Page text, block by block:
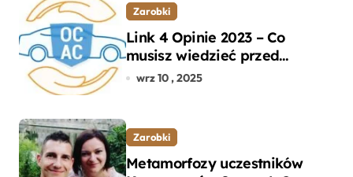
Zarobki
Link 4 Opinie 2023 – Co
musisz wiedzieć przed
wyborem ubezpieczenia OC i
wrz 10 , 2025
Zarobki
Metamorfozy uczestników